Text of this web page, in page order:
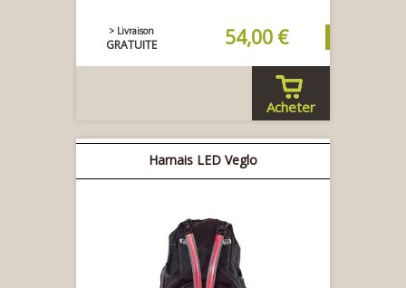
> Livraison
GRATUITE 54,00 €
Acheter
Harnais LED Veglo